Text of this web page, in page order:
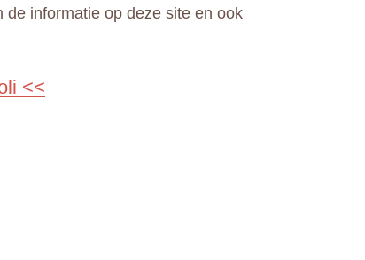
informatie op deze site en ook
<<